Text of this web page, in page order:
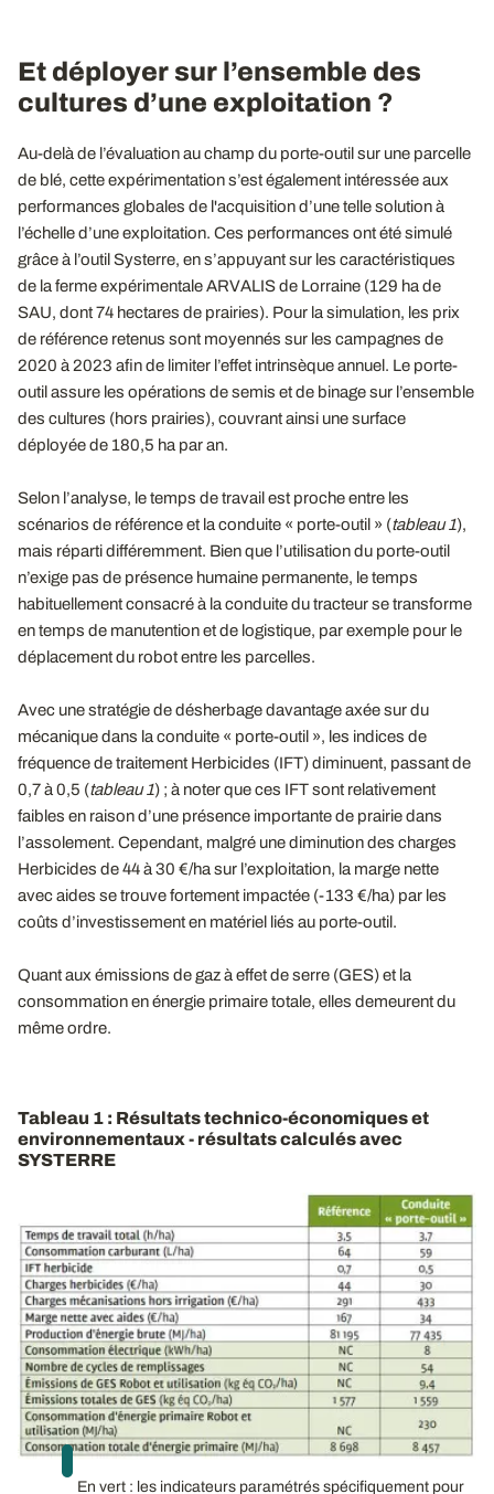
Et déployer sur l’ensemble des
cultures d’une exploitation ?
Au-delà de l’évaluation au champ du porte-outil sur une parcelle
de blé, cette expérimentation s’est également intéressée aux
performances globales de l'acquisition d’une telle solution à
l’échelle d’une exploitation. Ces performances ont été simulé
grâce à l’outil Systerre, en s’appuyant sur les caractéristiques
de la ferme expérimentale ARVALIS de Lorraine (129 ha de
SAU, dont 74 hectares de prairies). Pour la simulation, les prix
de référence retenus sont moyennés sur les campagnes de
2020 à 2023 afin de limiter l’effet intrinsèque annuel. Le porte-
outil assure les opérations de semis et de binage sur l’ensemble
des cultures (hors prairies), couvrant ainsi une surface
déployée de 180,5 ha par an.
Selon l’analyse, le temps de travail est proche entre les
scénarios de référence et la conduite « porte-outil » (tableau 1),
mais réparti différemment. Bien que l’utilisation du porte-outil
n’exige pas de présence humaine permanente, le temps
habituellement consacré à la conduite du tracteur se transforme
en temps de manutention et de logistique, par exemple pour le
déplacement du robot entre les parcelles.
Avec une stratégie de désherbage davantage axée sur du
mécanique dans la conduite « porte-outil », les indices de
fréquence de traitement Herbicides (IFT) diminuent, passant de
0,7 à 0,5 (tableau 1) ; à noter que ces IFT sont relativement
faibles en raison d’une présence importante de prairie dans
l’assolement. Cependant, malgré une diminution des charges
Herbicides de 44 à 30 €/ha sur l’exploitation, la marge nette
avec aides se trouve fortement impactée (-133 €/ha) par les
coûts d’investissement en matériel liés au porte-outil.
Quant aux émissions de gaz à effet de serre (GES) et la
consommation en énergie primaire totale, elles demeurent du
même ordre.
Tableau 1 : Résultats technico-économiques et
environnementaux - résultats calculés avec
SYSTERRE
En vert : les indicateurs paramétrés spécifiquement pour